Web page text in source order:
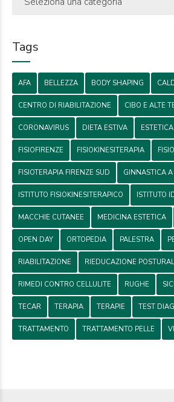
Tags
AFA BELLEZZA BODY SHAPING
CENTRO DI RIABILITAZIONE CIBO E ALTE
CORONAVIRUS DIETA ESTIVA ESTETICA
FISIOFIRENZE FISIOKINESITERAPIA
FISIOTERAPIA FIRENZE SUD GINNASTICA
ISTITUTO FISIOKINESITERAPICO ISTITUTO
MACCHIE CUTANEE MEDICINA ESTETICA
OPEN DAY ORTOPEDIA PALESTRA
RIABILITAZIONE RIEDUCAZIONE
RIMEDI CONTRO CELLULITE RUGHE
TECAR TERAPIA TERAPIE TEST
TRATTAMENTO TRATTAMENTO PELLE